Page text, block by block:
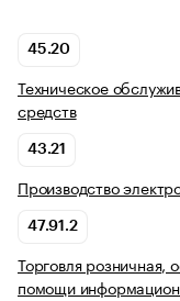
45.20
Техническое
средств
43.21
Производство
47.91.2
Торговля розничная,
помощи